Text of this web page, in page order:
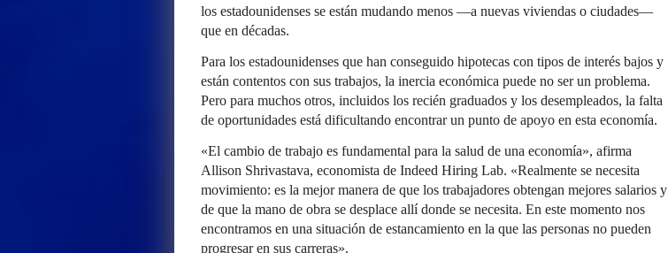
los estadounidenses se están mudando menos —a nuevas viviendas o ciudades—
que en décadas.
Para los estadounidenses que han conseguido hipotecas con tipos de interés bajos y
están contentos con sus trabajos, la inercia económica puede no ser un problema.
Pero para muchos otros, incluidos los recién graduados y los desempleados, la falta
de oportunidades está dificultando encontrar un punto de apoyo en esta economía.
«El cambio de trabajo es fundamental para la salud de una economía», afirma
Allison Shrivastava, economista de Indeed Hiring Lab. «Realmente se necesita
movimiento: es la mejor manera de que los trabajadores obtengan mejores salarios y
de que la mano de obra se desplace allí donde se necesita. En este momento nos
encontramos en una situación de estancamiento en la que las personas no pueden
progresar en sus carreras».